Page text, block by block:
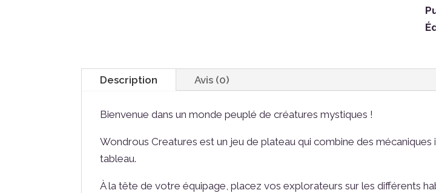
Description Avis (0)
Bienvenue dans un monde peuplé de créatures mystiques !
Wondrous Creatures est un jeu de plateau qui combine des
tableau.
À la tête de votre équipage, placez vos explorateurs sur les différents